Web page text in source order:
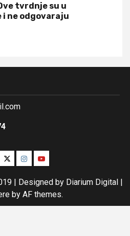
tvrdnje su u
ne odgovaraju
TwitterInstagram
Youtube
| Designed by Diarium Digital |
by AF themes.